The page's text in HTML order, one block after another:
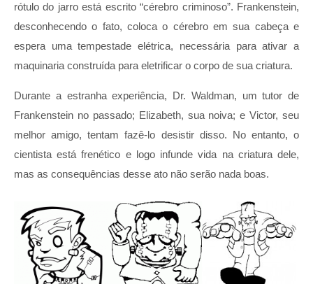
rótulo do jarro está escrito “cérebro criminoso”. Frankenstein,
desconhecendo o fato, coloca o cérebro em sua cabeça e
espera uma tempestade elétrica, necessária para ativar a
maquinaria construída para eletrificar o corpo de sua criatura.
Durante a estranha experiência, Dr. Waldman, um tutor de
Frankenstein no passado; Elizabeth, sua noiva; e Victor, seu
melhor amigo, tentam fazê-lo desistir disso. No entanto, o
cientista está frenético e logo infunde vida na criatura dele,
mas as consequências desse ato não serão nada boas.